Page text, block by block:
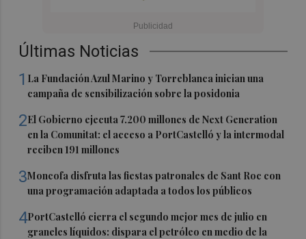
Últimas Noticias
1 La Fundación Azul Marino y Torreblanca inician una
campaña de sensibilización sobre la posidonia
2El Gobierno ejecuta 7.200 millones de Next Generation
en la Comunitat: el acceso a PortCastelló y la intermodal
reciben 191 millones
3Moncofa disfruta las fiestas patronales de Sant Roc con
una programación adaptada a todos los públicos
4PortCastelló cierra el segundo mejor mes de julio en
graneles líquidos: dispara el petróleo en medio de la